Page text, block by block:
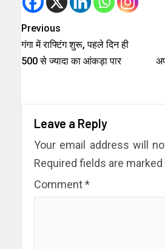
Previous
गंगा में राफ्टिंग शुरू, पहले दिन ही
500 से ज्यादा का आंकड़ा पार
Leave a Reply
Your email address will
Required fields are marked
Comment*